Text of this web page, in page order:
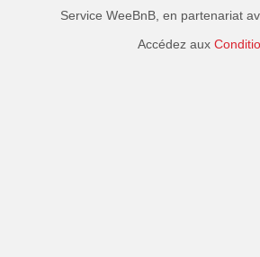
Service WeeBnB, en partenariat
Accédez aux